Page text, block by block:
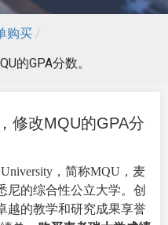
购买 /
的GPA分数。
修改MQU的GPA分
，简称MQU，麦
尼的综合性公立大学。创
越的教学和研究成果享誉